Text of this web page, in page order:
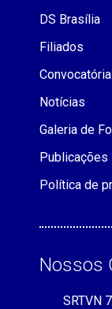
DS Brasília
Filiados
Notícias
Galeria de
Publicações
Política de
Nossos
SRTVN